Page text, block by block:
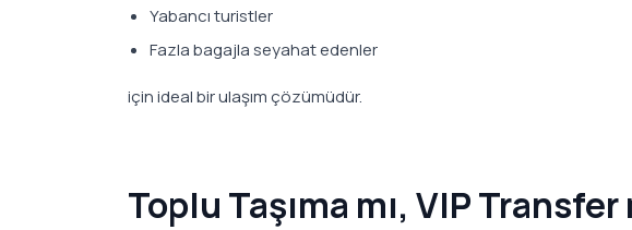
Yabancı turistler
Fazla bagajla seyahat edenler
için ideal bir ulaşım çözümüdür.
Toplu Taşıma mı, VIP Transfer